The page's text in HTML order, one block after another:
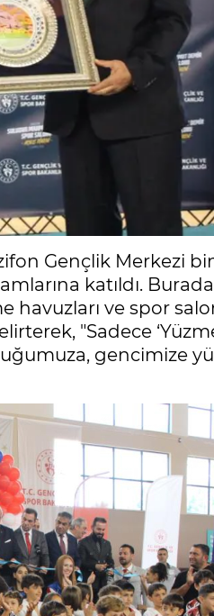
Gençlik Merkezi
katıldı.
ve spor
"Sadece
gencimize